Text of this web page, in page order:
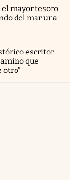
mayor tesoro
del mar una
escritor
que
otro”